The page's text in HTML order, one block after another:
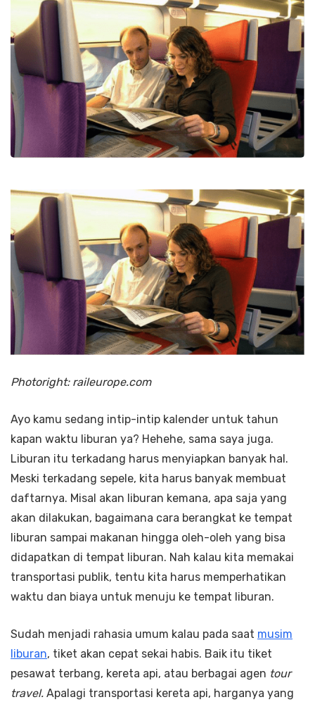
Photoright: raileurope.com
Ayo kamu sedang intip-intip kalender untuk tahun
kapan waktu liburan ya? Hehehe, sama saya juga.
Liburan itu terkadang harus menyiapkan banyak hal.
Meski terkadang sepele, kita harus banyak membuat
daftarnya. Misal akan liburan kemana, apa saja yang
akan dilakukan, bagaimana cara berangkat ke tempat
liburan sampai makanan hingga oleh-oleh yang bisa
didapatkan di tempat liburan. Nah kalau kita memakai
transportasi publik, tentu kita harus memperhatikan
waktu dan biaya untuk menuju ke tempat liburan.
Sudah menjadi rahasia umum kalau pada saat musim
liburan, tiket akan cepat sekai habis. Baik itu tiket
pesawat terbang, kereta api, atau berbagai agen tour
travel. Apalagi transportasi kereta api, harganya yang